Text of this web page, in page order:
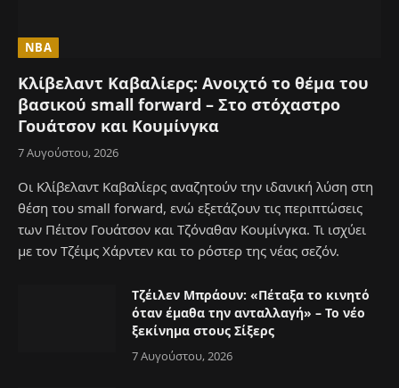
NBA
Κλίβελαντ Καβαλίερς: Ανοιχτό το θέμα του
βασικού small forward – Στο στόχαστρο
Γουάτσον και Κουμίνγκα
7 Αυγούστου, 2026
Οι Κλίβελαντ Καβαλίερς αναζητούν την ιδανική λύση στη
θέση του small forward, ενώ εξετάζουν τις περιπτώσεις
των Πέιτον Γουάτσον και Τζόναθαν Κουμίνγκα. Τι ισχύει
με τον Τζέιμς Χάρντεν και το ρόστερ της νέας σεζόν.
Τζέιλεν Μπράουν: «Πέταξα το κινητό
όταν έμαθα την ανταλλαγή» – Το νέο
ξεκίνημα στους Σίξερς
7 Αυγούστου, 2026